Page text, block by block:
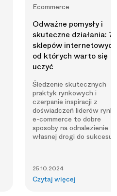
Ecommerce
Odważne pomysły i
skuteczne działania: 7
sklepów
od których warto się
uczyć
Śledzenie skutecznych
praktyk rynkowych i
czerpanie inspiracji z
doświadczeń liderów
e-commerce to dobre
sposoby na odnalezienie
własnej drogi do sukcesu.
25.10.2024
Czytaj więcej